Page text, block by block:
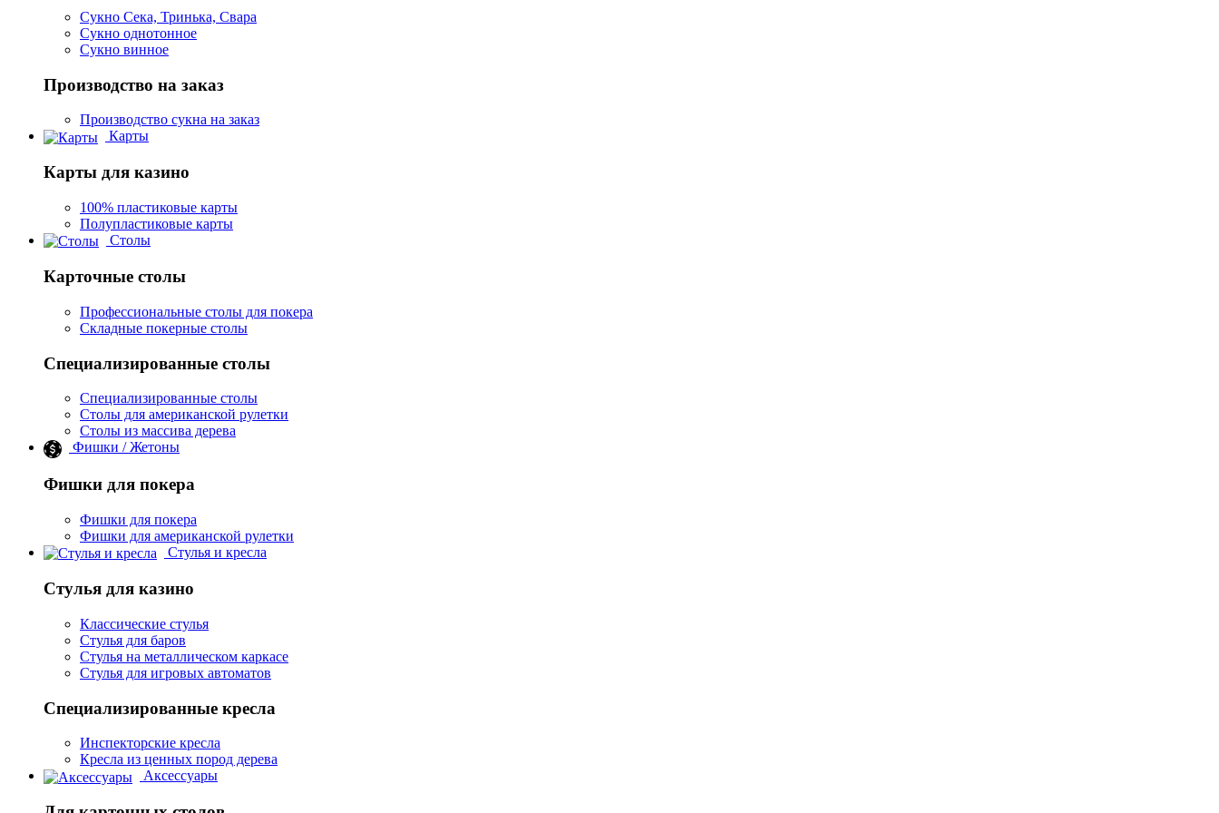
Сукно Сека, Тринька, Свара
Сукно однотонное
Сукно винное
Производство на заказ
Производство сукна на заказ
Карты
Карты для казино
100% пластиковые карты
Полупластиковые карты
Столы
Карточные столы
Профессиональные столы для покера
Складные покерные столы
Специализированные столы
Специализированные столы
Столы для американской рулетки
Столы из массива дерева
Фишки / Жетоны
Фишки для покера
Фишки для покера
Фишки для американской рулетки
Стулья и кресла
Стулья для казино
Классические стулья
Стулья для баров
Стулья на металлическом каркасе
Стулья для игровых автоматов
Специализированные кресла
Инспекторские кресла
Кресла из ценных пород дерева
Аксессуары